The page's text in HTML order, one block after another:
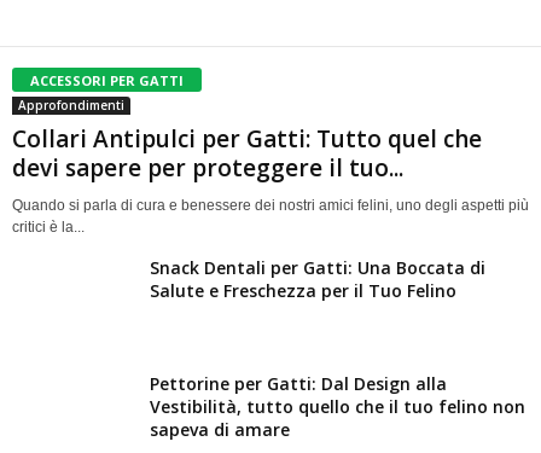
ACCESSORI PER GATTI
Approfondimenti
Collari Antipulci per Gatti: Tutto quel che
devi sapere per proteggere il tuo...
Quando si parla di cura e benessere dei nostri amici felini, uno degli aspetti più
critici è la...
Snack Dentali per Gatti: Una Boccata di
Salute e Freschezza per il Tuo Felino
Pettorine per Gatti: Dal Design alla
Vestibilità, tutto quello che il tuo felino non
sapeva di amare